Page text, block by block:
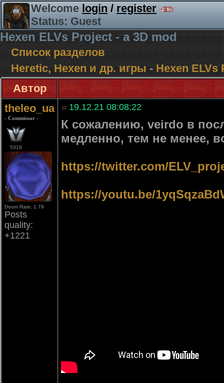
Welcome login/register
Status: Guest
Hexen ELVs Project - a 3D mod
Список разделов
Heretic, Hexen и др. игры-Hexen ELVs
Автор
theleo_ua
- Commissar -
5316
Doom Rate: 1.79
Posts
quality:
+1221
19.12.21 08:08:22
К сожалению, veirdo в
медленно, тем не менее,
https://twitter.com/
https://youtu.be/